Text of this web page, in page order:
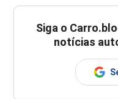
Siga o
notícias